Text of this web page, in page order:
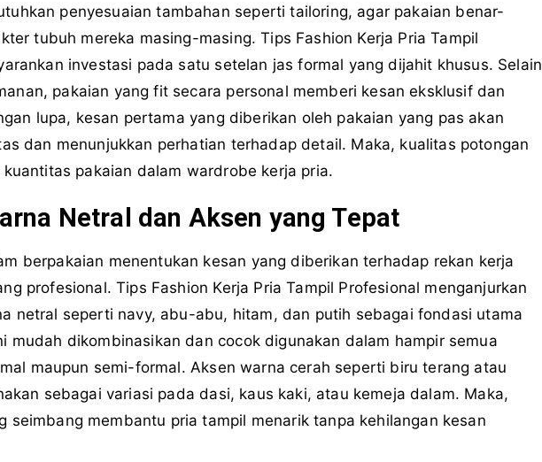
penyesuaian tambahan seperti tailoring, agar pakaian benar-
tubuh mereka masing-masing. Tips Fashion Kerja Pria Tampil
investasi pada satu setelan jas formal yang dijahit khusus. Selain
pakaian yang fit secara personal memberi kesan eksklusif dan
lupa, kesan pertama yang diberikan oleh pakaian yang pas akan
dan menunjukkan perhatian terhadap detail. Maka, kualitas potongan
pakaian dalam wardrobe kerja pria.
Netral dan Aksen yang Tepat
berpakaian menentukan kesan yang diberikan terhadap rekan kerja
profesional. Tips Fashion Kerja Pria Tampil Profesional menganjurkan
netral seperti navy, abu-abu, hitam, dan putih sebagai fondasi utama
mudah dikombinasikan dan cocok digunakan dalam hampir semua
maupun semi-formal. Aksen warna cerah seperti biru terang atau
sebagai variasi pada dasi, kaus kaki, atau kemeja dalam. Maka,
seimbang membantu pria tampil menarik tanpa kehilangan kesan